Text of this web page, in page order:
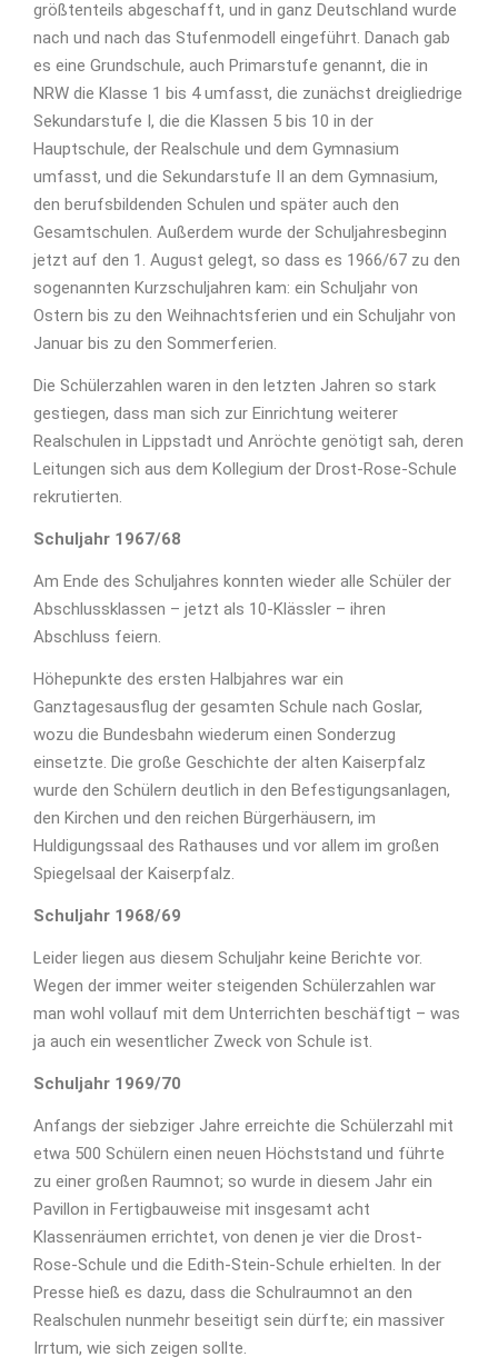
größtenteils abgeschafft, und in ganz Deutschland wurde
nach und nach das Stufenmodell eingeführt. Danach gab
es eine Grundschule, auch Primarstufe genannt, die in
NRW die Klasse 1 bis 4 umfasst, die zunächst dreigliedrige
Sekundarstufe I, die die Klassen 5 bis 10 in der
Hauptschule, der Realschule und dem Gymnasium
umfasst, und die Sekundarstufe II an dem Gymnasium,
den berufsbildenden Schulen und später auch den
Gesamtschulen. Außerdem wurde der Schuljahresbeginn
jetzt auf den 1. August gelegt, so dass es 1966/67 zu den
sogenannten Kurzschuljahren kam: ein Schuljahr von
Ostern bis zu den Weihnachtsferien und ein Schuljahr von
Januar bis zu den Sommerferien.
Die Schülerzahlen waren in den letzten Jahren so stark
gestiegen, dass man sich zur Einrichtung weiterer
Realschulen in Lippstadt und Anröchte genötigt sah, deren
Leitungen sich aus dem Kollegium der Drost-Rose-Schule
rekrutierten.
Schuljahr 1967/68
Am Ende des Schuljahres konnten wieder alle Schüler der
Abschlussklassen – jetzt als 10-Klässler – ihren
Abschluss feiern.
Höhepunkte des ersten Halbjahres war ein
Ganztagesausflug der gesamten Schule nach Goslar,
wozu die Bundesbahn wiederum einen Sonderzug
einsetzte. Die große Geschichte der alten Kaiserpfalz
wurde den Schülern deutlich in den Befestigungsanlagen,
den Kirchen und den reichen Bürgerhäusern, im
Huldigungssaal des Rathauses und vor allem im großen
Spiegelsaal der Kaiserpfalz.
Schuljahr 1968/69
Leider liegen aus diesem Schuljahr keine Berichte vor.
Wegen der immer weiter steigenden Schülerzahlen war
man wohl vollauf mit dem Unterrichten beschäftigt – was
ja auch ein wesentlicher Zweck von Schule ist.
Schuljahr 1969/70
Anfangs der siebziger Jahre erreichte die Schülerzahl mit
etwa 500 Schülern einen neuen Höchststand und führte
zu einer großen Raumnot; so wurde in diesem Jahr ein
Pavillon in Fertigbauweise mit insgesamt acht
Klassenräumen errichtet, von denen je vier die Drost-
Rose-Schule und die Edith-Stein-Schule erhielten. In der
Presse hieß es dazu, dass die Schulraumnot an den
Realschulen nunmehr beseitigt sein dürfte; ein massiver
Irrtum, wie sich zeigen sollte.